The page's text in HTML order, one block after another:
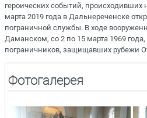
героических событий, происходивших
марта 2019 года в Дальнереченске
пограничной службы. В ходе
Даманском, со 2 по 15 марта 1969
пограничников, защищавших рубежи
Фотогалерея